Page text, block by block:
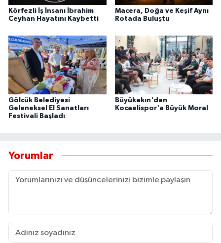
Körfezli İş İnsanı İbrahim
Ceyhan Hayatını Kaybetti
Macera, Doğa ve Keşif Aynı
Rotada Buluştu
Gölcük Belediyesi
Geleneksel El Sanatları
Festivali Başladı
Büyükakın'dan
Kocaelispor'a Büyük Moral
Yorumlar